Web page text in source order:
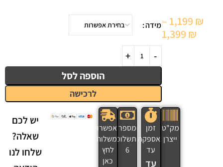
1,199 ₪
–
1,399 ₪
מידה
הוספה לסל
לרכישה
מק"ט
ייצרן
זמן
אספקה
עד
עד
מספר
תשלומים
6
אפשרויות
משלוח
לחץ
כאן
יש לכם
שאלה?
שלחו לנו